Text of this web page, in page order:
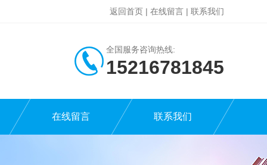
返回首页 | 在线留言 | 联系我们
全国服务咨询热线:
15216781845
在线留言 联系我们